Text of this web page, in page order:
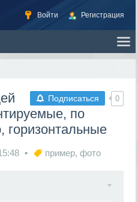
Войти Регистрация
Подписаться 0
по
горизонтальные
пример,фото